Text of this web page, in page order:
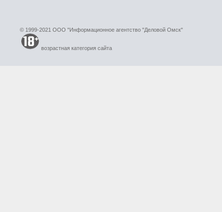
© 1999-2021 ООО "Информационное агентство "Деловой Омск"
возрастная категория сайта